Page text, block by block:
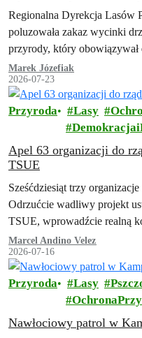
Regionalna Dyrekcja Lasów
poluzowała zakaz wycinki
przyrody, który
którego dotarła Inicjatywa
Marek Józefiak
2026-07-23
Przyroda Lasy
Apel 63 organizacji do
TSUE
Sześćdziesiąt trzy
Odrzućcie wadliwy projekt
TSUE, wprowadźcie realną
Marcel Andino Velez
2026-07-16
Przyroda Lasy
Nawłociowy patrol w